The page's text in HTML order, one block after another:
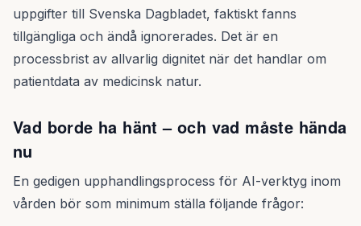
uppgifter till Svenska Dagbladet, faktiskt fanns
tillgängliga och ändå ignorerades. Det är en
processbrist av allvarlig dignitet när det handlar om
patientdata av medicinsk natur.
Vad borde ha hänt – och vad måste hända
nu
En gedigen upphandlingsprocess för AI-verktyg inom
vården bör som minimum ställa följande frågor: